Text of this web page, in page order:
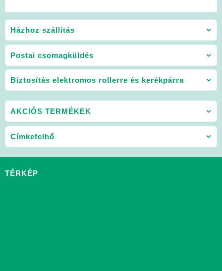
Házhoz szállítás
Postai csomagküldés
Biztosítás elektromos rollerre és kerékpárra
AKCIÓS TERMÉKEK
Címkefelhő
TÉRKÉP